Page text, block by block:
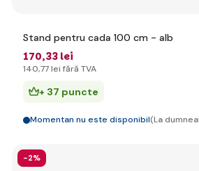
Stand pentru cada 100 cm - alb
170,33 lei
140,77 lei fără TVA
+ 37 puncte
Momentan nu este disponibil(La
-2%